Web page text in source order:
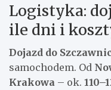
Logistyka:
ile dni i
Dojazd do
samochodem. Od
Krakowa – ok.